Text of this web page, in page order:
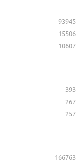
93945
15506
10607
393
267
257
166763